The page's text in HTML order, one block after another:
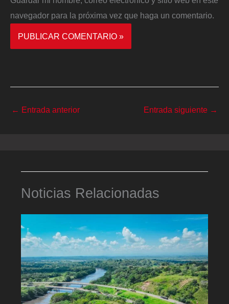
navegador para la próxima vez que haga un comentario.
← Entrada anterior Entrada siguiente →
Noticias Relacionadas